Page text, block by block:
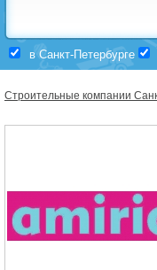
в Санкт-Петербурге
Строительные компании